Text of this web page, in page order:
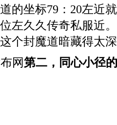
的坐标79：20左近
左久久传奇私服近
个封魔道暗藏得太
网第二，同心小径